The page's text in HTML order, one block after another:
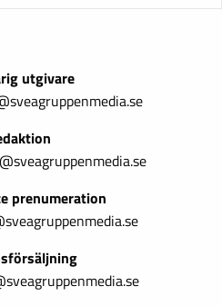
utgivare
prenumeration